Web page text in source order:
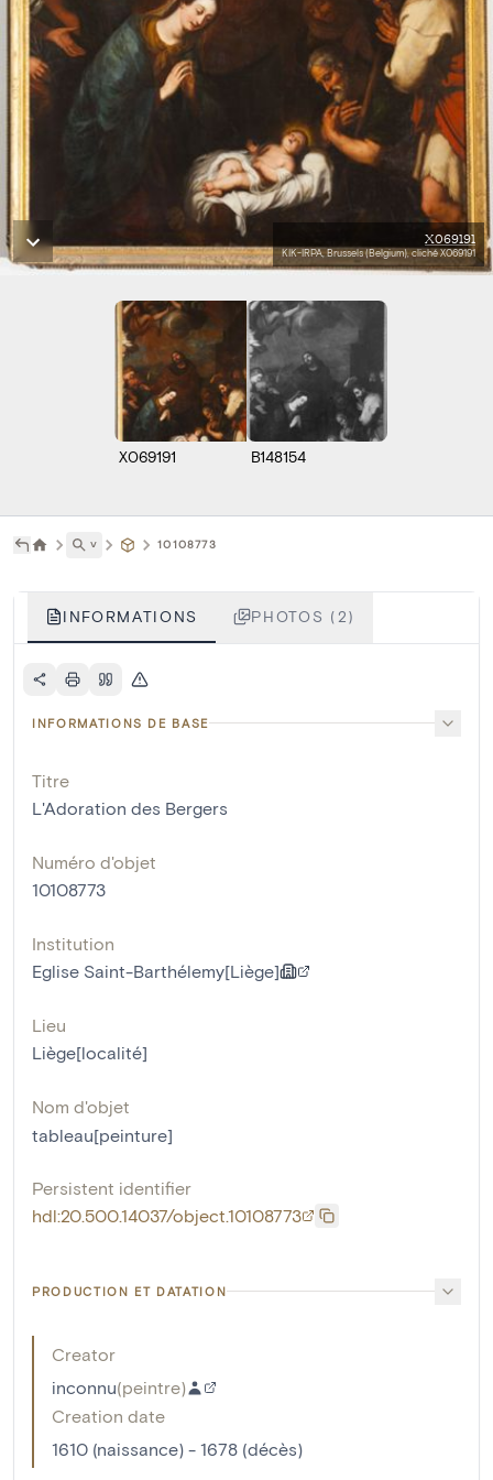
X069191
KIK-IRPA, Brussels (Belgium), cliché X069191
X069191 B148154
˅ 10108773
INFORMATIONS PHOTOS (2)
INFORMATIONS DE BASE
Titre
L'Adoration des Bergers
Numéro d'objet
10108773
Institution
Eglise Saint-Barthélemy[Liège]
Lieu
Liège[localité]
Nom d'objet
tableau[peinture]
Persistent identifier
hdl:20.500.14037/object.10108773
PRODUCTION ET DATATION
Creator
inconnu(peintre)
Creation date
1610 (naissance) - 1678 (décès)